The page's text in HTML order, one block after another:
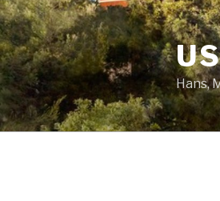
Naar
de
inhoud
springen
Hans,